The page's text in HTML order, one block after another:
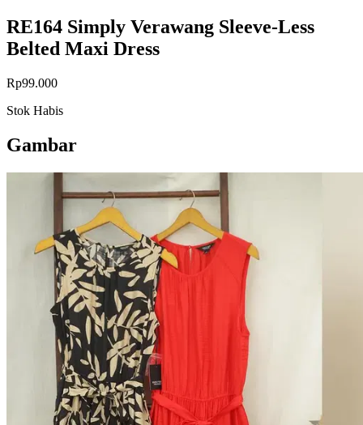
RE164 Simply Verawang Sleeve-Less
Belted Maxi Dress
Rp99.000
Stok Habis
Gambar